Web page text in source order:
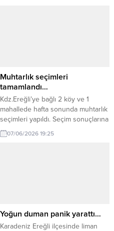
Muhtarlık seçimleri
tamamlandı…
Kdz.Ereğli’ye bağlı 2 köy ve 1
mahallede hafta sonunda muhtarlık
seçimleri yapıldı. Seçim sonuçlarına
göre; Önder Özer, Kestaneci
Mahallesi’nin yeni muhtarı olurken,
07/06/2026 19:25
Yoğun duman panik yarattı…
Karadeniz Ereğli ilçesinde liman